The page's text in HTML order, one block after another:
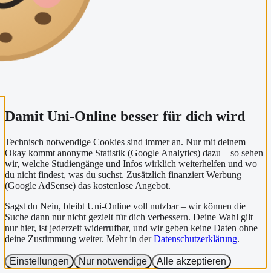
Damit Uni-Online besser für dich wird
Technisch notwendige Cookies sind immer an. Nur mit deinem
Okay kommt anonyme Statistik (Google Analytics) dazu – so sehen
wir, welche Studiengänge und Infos wirklich weiterhelfen und wo
du nicht findest, was du suchst. Zusätzlich finanziert Werbung
(Google AdSense) das kostenlose Angebot.
Sagst du Nein, bleibt Uni-Online voll nutzbar – wir können die
Suche dann nur nicht gezielt für dich verbessern. Deine Wahl gilt
nur hier, ist jederzeit widerrufbar, und wir geben keine Daten ohne
deine Zustimmung weiter. Mehr in der Datenschutzerklärung.
Einstellungen Nur notwendige Alle akzeptieren